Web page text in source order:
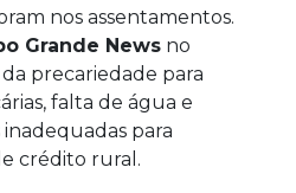
nos assentamentos.
Grande News no
precariedade para
falta de água e
para
crédito rural.